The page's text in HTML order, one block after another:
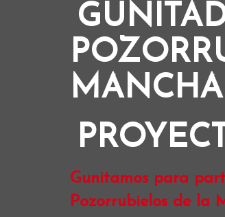
MANCHA
Gunitamos para
Pozorrubielos de la